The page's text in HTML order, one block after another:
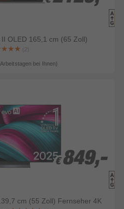
OLED 165,1 cm (65 Zoll)
(2)
bei Ihnen)
€ 849,-
€ 849,-
cm (55 Zoll) Fernseher 4K